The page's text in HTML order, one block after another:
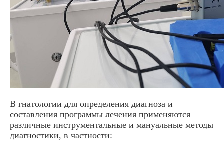
В гнатологии для определения диагноза и
составления программы лечения применяются
различные инструментальные и мануальные методы
диагностики, в частности: